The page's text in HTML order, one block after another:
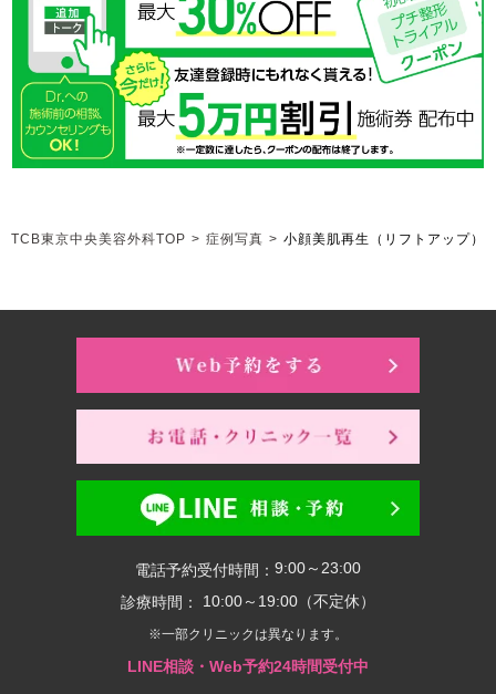
TCB東京中央美容外科TOP > 症例写真 > 小顔美肌再生（リフトアップ）
電話予約受付時間： 9:00～23:00
診療時間：
10:00～19:00（不定休）
※一部クリニックは異なります。
LINE相談・Web予約24時間受付中